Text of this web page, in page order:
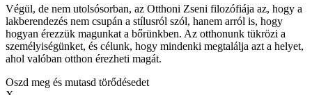
Végül, de nem utolsósorban, az Otthoni Zseni filozófiája az, hogy a
lakberendezés nem csupán a stílusról szól, hanem arról is, hogy
hogyan érezzük magunkat a bőrünkben. Az otthonunk tükrözi a
személyiségünket, és célunk, hogy mindenki megtalálja azt a helyet,
ahol valóban otthon érezheti magát.
Oszd meg és mutasd törődésedet